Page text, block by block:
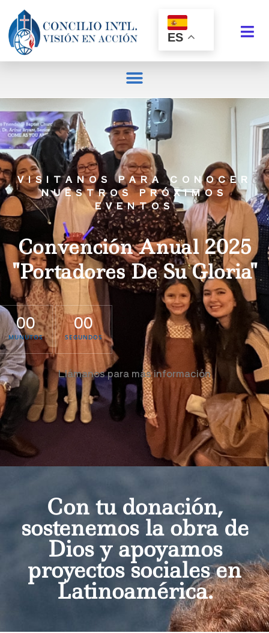
ES
VISITANOS PARA CONOCER
NUESTROS PRÓXIMOS
EVENTOS
Convención Anual 2025
"Portadores De Su Gloria"
00
MUNUTOS
00
SEGUNDOS
Llámanos para más información
Con tu donación,
sostenemos la obra de
Dios y apoyamos
proyectos sociales en
Latinoamérica.